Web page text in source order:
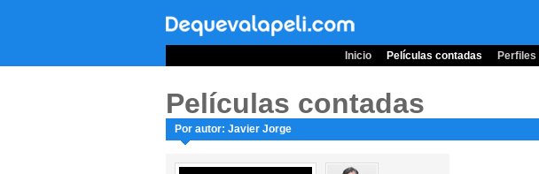
Inicio Películas contadas Perfiles
Películas contadas
Por autor: Javier Jorge